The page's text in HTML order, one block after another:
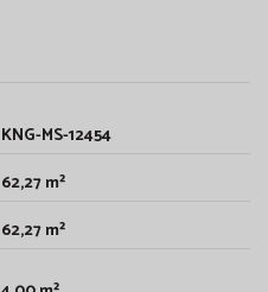
KNG-MS-12454
62,27 m²
62,27 m²